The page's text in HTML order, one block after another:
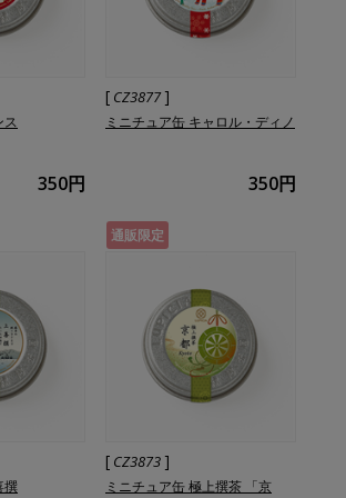
ス
350円
[ CZ3877 ]
ミニチュア缶 キャロル・ディノ
350円
撰
通販限定
[ CZ3873 ]
ミニチュア缶 極上撰茶 「京